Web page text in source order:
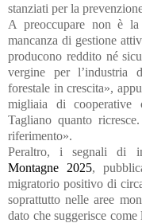
stanziati per la
A preoccupare non è
mancanza di gestione
producono reddito né
vergine per l’industria
forestale in crescita»,
migliaia di cooperative
Tagliano quanto
riferimento».
Peraltro, i segnali di
Montagne 2025,
migratorio positivo di
soprattutto nelle aree
dato che suggerisce